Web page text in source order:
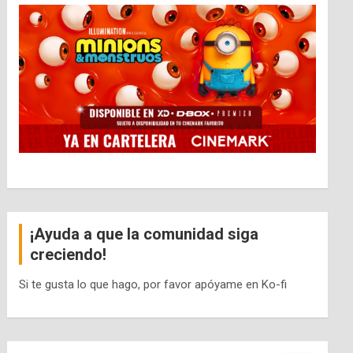
¡Ayuda a que la comunidad siga
creciendo!
Si te gusta lo que hago, por favor apóyame en Ko-fi